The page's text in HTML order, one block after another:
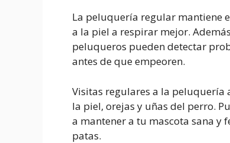
La peluquería regular mantiene
a la piel a respirar mejor.
peluqueros pueden detectar
antes de que empeoren.
Visitas regulares a la peluquería
la piel, orejas y uñas del perro.
a mantener a tu mascota sana y
patas.